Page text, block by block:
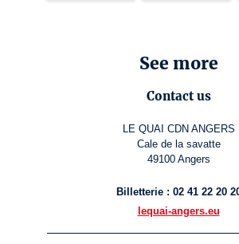
See more
Contact us
LE QUAI CDN ANGERS
Cale de la savatte
49100 Angers
Billetterie : 02 41 22 20
lequai-angers.eu